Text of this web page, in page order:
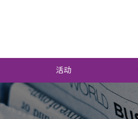
活动